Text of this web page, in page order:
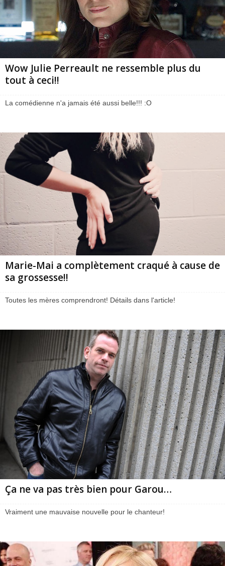
Wow Julie Perreault ne ressemble plus du
tout à ceci!!
La comédienne n'a jamais été aussi belle!!! :O
Marie-Mai a complètement craqué à cause de
sa grossesse!!
Toutes les mères comprendront! Détails dans l'article!
Ça ne va pas très bien pour Garou…
Vraiment une mauvaise nouvelle pour le chanteur!